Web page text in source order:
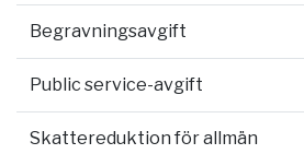
Begravningsavgift
Public service-avgift
Skattereduktion för allmän